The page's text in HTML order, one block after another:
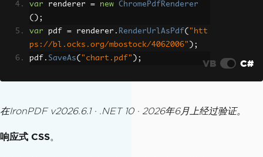
var renderer = new
ChromePdfRenderer
();
var pdf = renderer . RenderUrlAsPdf( "htt
ps://bl.ocks.org/mbostock/4062006" );
pdf . SaveAs( "chart.pdf" ); VB C#
在IronPDF v2026.6.1 · .NET 10 · 2026年6月上经过验证。
响应式 CSS。